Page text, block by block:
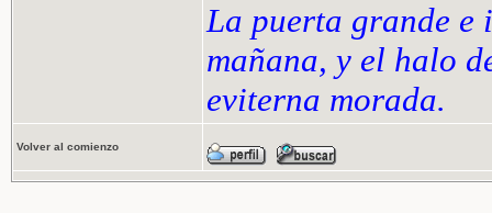
La puerta grande e
mañana, y el halo
eviterna morada.
Volver al comienzo